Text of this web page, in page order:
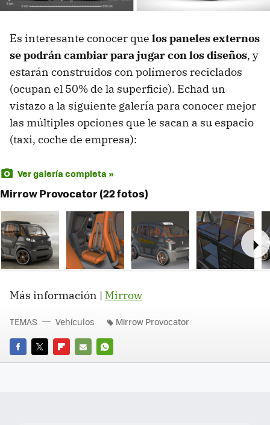
Es interesante conocer que los paneles externos
se podrán cambiar para jugar con los diseños, y
estarán construidos con polímeros reciclados
(ocupan el 50% de la superficie). Echad un
vistazo a la siguiente galería para conocer mejor
las múltiples opciones que le sacan a su espacio
(taxi, coche de empresa):
Ver galería completa »
Mirrow Provocator (22 fotos)
Más información | Mirrow
FACEBOOK
TWITTERFLIPBOARD
E-
WHATSAPP
TEMAS Vehículos Mirrow Provocator